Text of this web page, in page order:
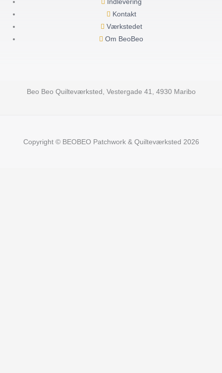
Indlevering
Kontakt
Værkstedet
Om BeoBeo
Beo Beo Quilteværksted, Vestergade 41, 4930 Maribo
Copyright © BEOBEO Patchwork & Quilteværksted 2026